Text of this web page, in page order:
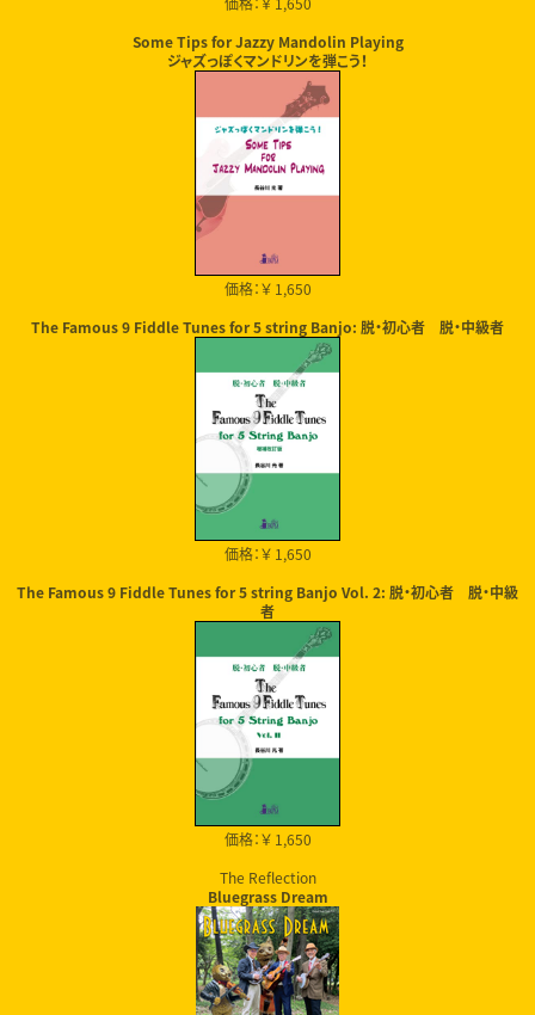
Some Tips for Jazzy Mandolin Playing
ジャズっぽくマンドリンを弾こう！
価格：￥ 1,650
The Famous 9 Fiddle Tunes for 5 string Banjo: 脱・初心者 脱・中級者
価格：￥ 1,650
The Famous 9 Fiddle Tunes for 5 string Banjo Vol. 2: 脱・初心者 脱・中級
者
価格：￥ 1,650
The Reflection
Bluegrass Dream